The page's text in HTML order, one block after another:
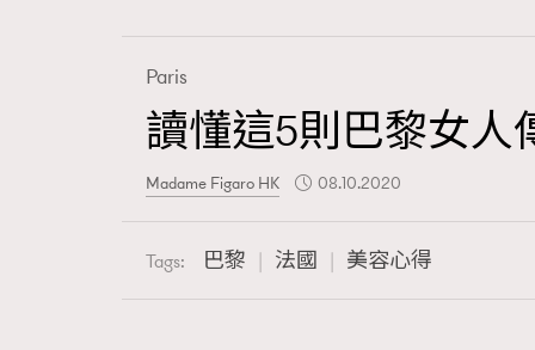
Fashion
Art
Paris
讀懂這5則巴黎女人
Madame Figaro HK 08.10.2020
Tags: 巴黎 法國 美容心得